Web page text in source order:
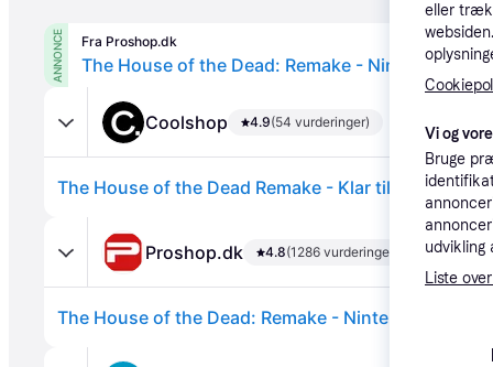
ANNONCE Fra Proshop.dk
The House of the Dead: Remake - Nintendo
Coolshop 4.9(54 vurderinger)
The House of the Dead Remake - Klar til levering -
Proshop.dk 4.8(1286 vurderinger)
The House of the Dead: Remake - Nintendo Switch
eller
Vi og
Bruge
udvikling
Liste